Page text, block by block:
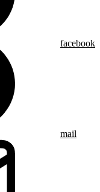
facebook
mail